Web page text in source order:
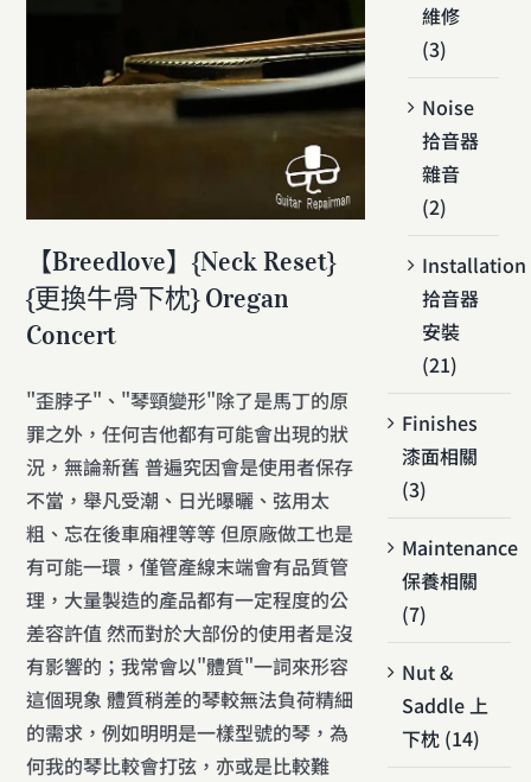
【Breedlove】{Neck Reset}
{更換牛骨下枕} Oregan
Concert
"歪脖子"、"琴頸變形"除了是馬丁的原
罪之外，任何吉他都有可能會出現的狀
況，無論新舊 普遍究因會是使用者保存
不當，舉凡受潮、日光曝曬、弦用太
粗、忘在後車廂裡等等 但原廠做工也是
有可能一環，僅管產線末端會有品質管
理，大量製造的產品都有一定程度的公
差容許值 然而對於大部份的使用者是沒
有影響的；我常會以"體質"一詞來形容
這個現象 體質稍差的琴較無法負荷精細
的需求，例如明明是一樣型號的琴，為
何我的琴比較會打弦，亦或是比較難
維修
(3)
Noise
拾音器
雜音
(2)
Installation
拾音器
安裝
(21)
Finishes
漆面相關
(3)
Maintenance
保養相關
(7)
Nut &
Saddle 上
下枕 (14)